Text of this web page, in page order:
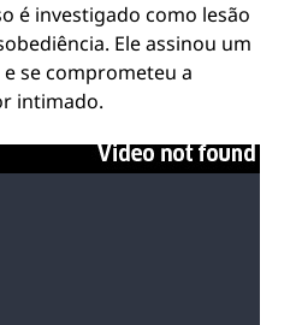
é investigado como lesão
Ele assinou um
se comprometeu a
intimado.